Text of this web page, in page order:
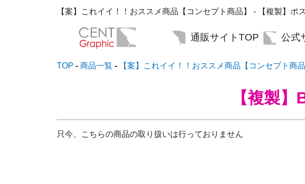
通販サイトTOP 公式
TOP 商品一覧 【案】これイイ！！おススメ商品【コンセプト商品
【複製
只今、こちらの商品の取り扱いは行っておりません